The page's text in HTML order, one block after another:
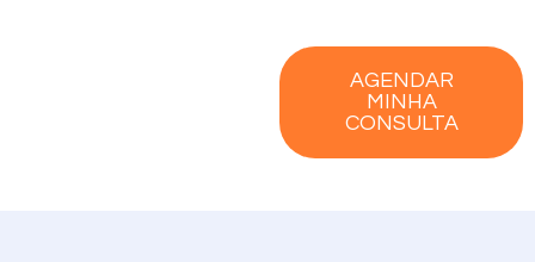
AGENDAR
MINHA
CONSULTA